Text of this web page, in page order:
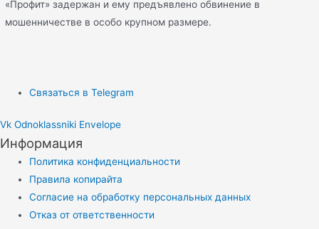
«Профит» задержан и ему предъявлено обвинение в
мошенничестве в особо крупном размере.
Связаться в Telegram
Vk Odnoklassniki Envelope
Информация
Политика конфиденциальности
Правила копирайта
Согласие на обработку персональных данных
Отказ от ответственности